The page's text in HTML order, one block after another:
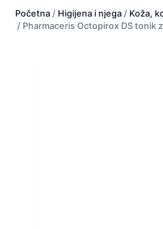
Početna/ Higijena i njega/ Koža,
/ Pharmaceris Octopirox DS tonik